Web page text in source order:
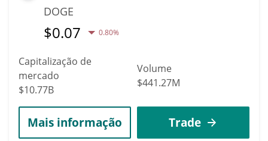
DOGE
$0.07 0.80%
Capitalização de
mercado
$10.77B
Volume
$441.27M
Mais informação Trade